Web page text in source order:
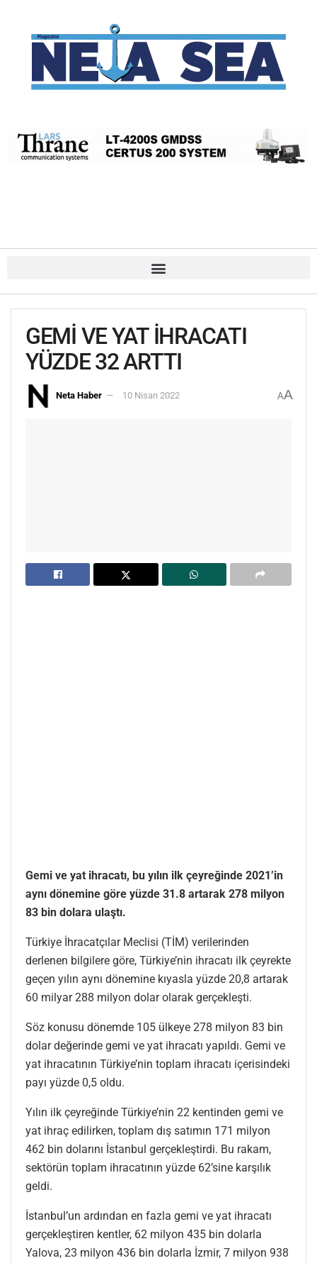
GEMİ VE YAT İHRACATI
YÜZDE 32 ARTTI
Neta Haber 10 Nisan 2022 AA
Gemi ve yat ihracatı, bu yılın ilk çeyreğinde 2021’in
aynı dönemine göre yüzde 31.8 artarak 278 milyon
83 bin dolara ulaştı.
Türkiye İhracatçılar Meclisi (TİM) verilerinden
derlenen bilgilere göre, Türkiye’nin ihracatı ilk çeyrekte
geçen yılın aynı dönemine kıyasla yüzde 20,8 artarak
60 milyar 288 milyon dolar olarak gerçekleşti.
Söz konusu dönemde 105 ülkeye 278 milyon 83 bin
dolar değerinde gemi ve yat ihracatı yapıldı. Gemi ve
yat ihracatının Türkiye’nin toplam ihracatı içerisindeki
payı yüzde 0,5 oldu.
Yılın ilk çeyreğinde Türkiye’nin 22 kentinden gemi ve
yat ihraç edilirken, toplam dış satımın 171 milyon
462 bin dolarını İstanbul gerçekleştirdi. Bu rakam,
sektörün toplam ihracatının yüzde 62’sine karşılık
geldi.
İstanbul’un ardından en fazla gemi ve yat ihracatı
gerçekleştiren kentler, 62 milyon 435 bin dolarla
Yalova, 23 milyon 436 bin dolarla İzmir, 7 milyon 938